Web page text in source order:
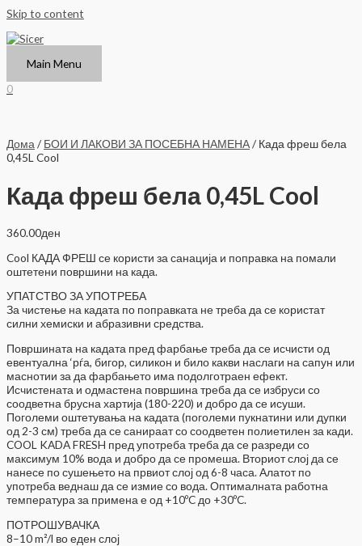
Skip to content
Main Menu
0
Дома / БОИ И ЛАКОВИ ЗА ПОСЕБНА НАМЕНА/ Када фреш бела
0,45L Cool
Када фреш бела 0,45L Cool
360.00ден
Cool КАДА ФРЕШ се користи за санација и поправка на помали
оштетени површини на када.
УПАТСТВО ЗА УПОТРЕБА
За чистење на кадата по поправката не треба да се користат
силни хемиски и абразивни средства.
Површината на кадата пред фарбање треба да се исчисти од
евентуална ‘рѓа, бигор, силикон и било какви наслаги на сапун или
маснотии за да фарбањето има подолготраен ефект.
Исчистената и одмастена површина треба да се избруси со
соодветна брусна хартија (180-220) и добро да се исуши.
Поголеми оштетувања на кадата (поголеми пукнатини или дупки
од 2-3 см) треба да се санираат со соодветен полиетилен за кади.
COOL KADA FRESH пред употреба треба да се разреди со
максимум 10% вода и добро да се промеша. Вториот слој да се
нанесе по сушењето на првиот слој од 6-8 часа. Алатот по
употреба веднаш да се измие со вода. Оптималната работна
температура за примена е од +10ºC до +30ºC.
ПОТРОШУВАЧКА
8–10 m²/l во еден слој